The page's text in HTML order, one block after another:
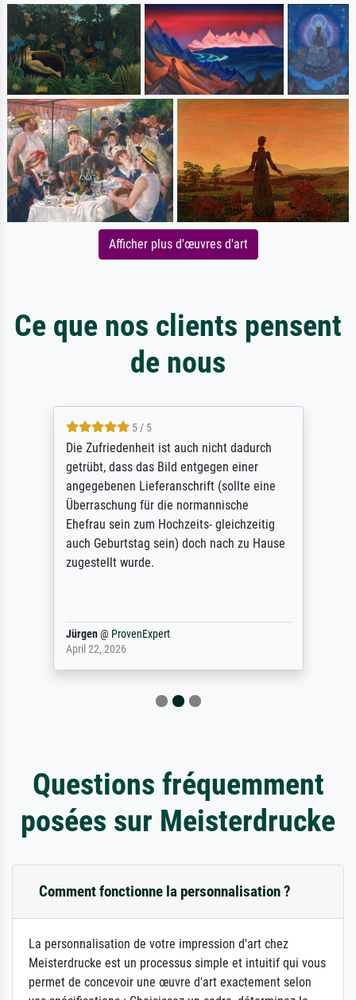
Afficher plus d'œuvres d'art
Ce que nos clients pensent
de nous
5 / 5
Die Zufriedenheit ist auch nicht dadurch
getrübt, dass das Bild entgegen einer
angegebenen Lieferanschrift (sollte eine
Überraschung für die normannische
Ehefrau sein zum Hochzeits- gleichzeitig
auch Geburtstag sein) doch nach zu Hause
zugestellt wurde.
Jürgen@ ProvenExpert
April 22, 2026
Questions fréquemment
posées sur Meisterdrucke
Comment fonctionne la personnalisation ?
La personnalisation de votre impression d'art chez
Meisterdrucke est un processus simple et intuitif qui vous
permet de concevoir une œuvre d'art exactement selon